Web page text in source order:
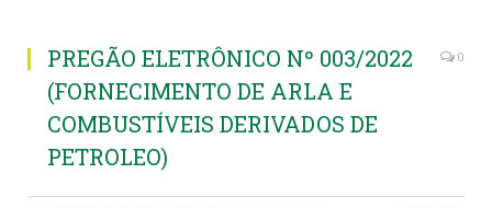
PREGÃO ELETRÔNICO Nº 003/2022
(FORNECIMENTO DE ARLA E
COMBUSTÍVEIS DERIVADOS DE
PETROLEO)
0